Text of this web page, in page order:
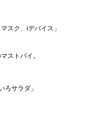
スク、iデバイス」
ストバイ。
ろサラダ」